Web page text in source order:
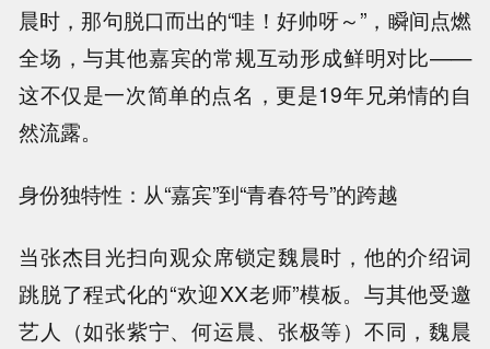
晨时，那句脱口而出的“哇！好帅呀～”，瞬间点燃
全场，与其他嘉宾的常规互动形成鲜明对比——
这不仅是一次简单的点名，更是19年兄弟情的自
然流露。
身份独特性：从“嘉宾”到“青春符号”的跨越
当张杰目光扫向观众席锁定魏晨时，他的介绍词
跳脱了程式化的“欢迎XX老师”模板。与其他受邀
艺人（如张紫宁、何运晨、张极等）不同，魏晨